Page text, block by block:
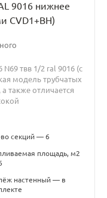
9016 нижнее
CVD1+BH)
твв 1/2 ral 9016 (с
модель трубчатых
также отличается
секций — 6
площадь, м2
настенный — в